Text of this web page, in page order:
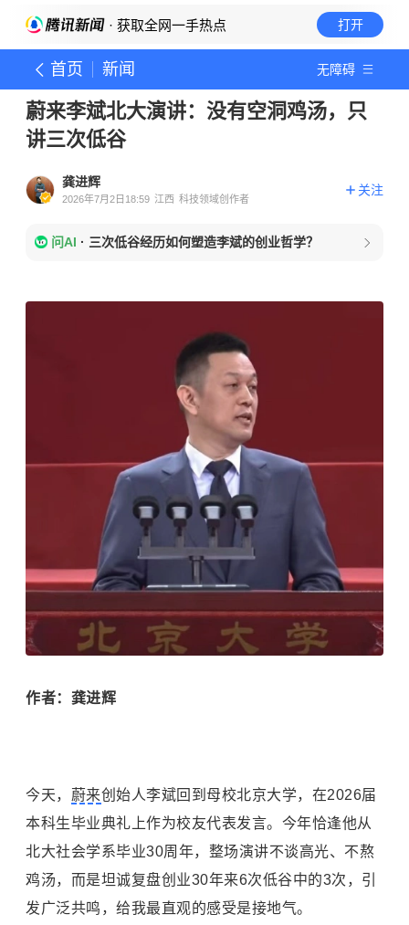
· 获取全网一手热点 打开
首页 新闻 无障碍
蔚来李斌北大演讲：没有空洞鸡汤，只
讲三次低谷
龚进辉
2026年7月2日18:59 江西 科技领域创作者
关注
问AI · 三次低谷经历如何塑造李斌的创业哲学？
作者：龚进辉
今天， 蔚来创始人李斌回到母校北京大学，在2026届
本科生毕业典礼上作为校友代表发言。今年恰逢他从
北大社会学系毕业30周年，整场演讲不谈高光、不熬
鸡汤，而是坦诚复盘创业30年来6次低谷中的3次，引
发广泛共鸣，给我最直观的感受是接地气。